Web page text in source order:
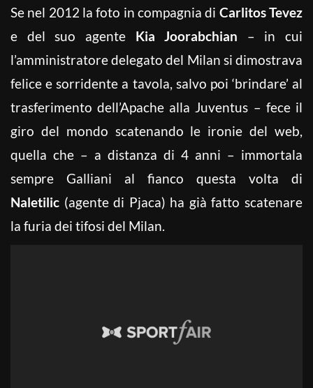
Se nel 2012 la foto in compagnia di Carlitos Tevez
e del suo agenteKia Joorabchian – in cui
l’amministratore delegato del Milan si dimostrava
felice e sorridente a tavola, salvo poi ‘brindare’ al
trasferimento dell’Apache alla Juventus – fece il
giro del mondo scatenando le ironie del web,
quella che – a distanza di 4 anni – immortala
sempre Galliani al fianco questa volta di
Naletilic (agente di Pjaca) ha già fatto scatenare
la furia dei tifosi del Milan.